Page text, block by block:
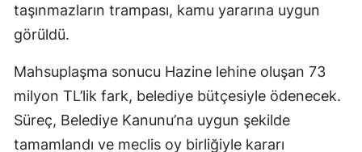
taşınmazların trampası, kamu yararına uygun
görüldü.
Mahsuplaşma sonucu Hazine lehine oluşan 73
milyon TL’lik fark, belediye bütçesiyle ödenecek.
Süreç, Belediye Kanunu’na uygun şekilde
tamamlandı ve meclis oy birliğiyle kararı